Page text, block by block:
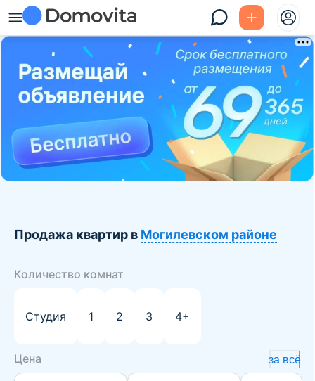
Продажа квартир в Могилевском районе
Количество комнат
Студия 1 2 3 4+
Цена за всё